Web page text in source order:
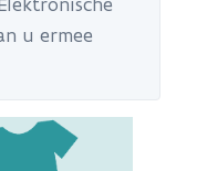
u ermee